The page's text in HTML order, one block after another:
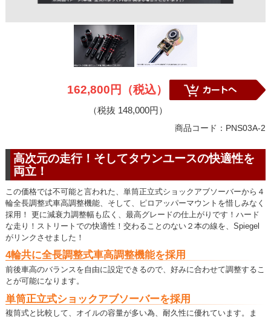
162,800円（税込）
（税抜 148,000円）
商品コード：PNS03A-2
高次元の走行！そしてタウンユースの快適性を
両立！
この価格では不可能と言われた、単筒正立式ショックアブソーバーから４
輪全長調整式車高調整機能、そして、ピロアッパーマウントを惜しみなく
採用！ 更に減衰力調整幅も広く、最高グレードの仕上がりです！ハード
な走り！ストリートでの快適性！交わることのない２本の線を、Spiegel
がリンクさせました！
4輪共に全長調整式車高調整機能を採用
前後車高のバランスを自由に設定できるので、好みに合わせて調整するこ
とが可能になります。
単筒正立式ショックアブソーバーを採用
複筒式と比較して、オイルの容量が多い為、耐久性に優れています。ま